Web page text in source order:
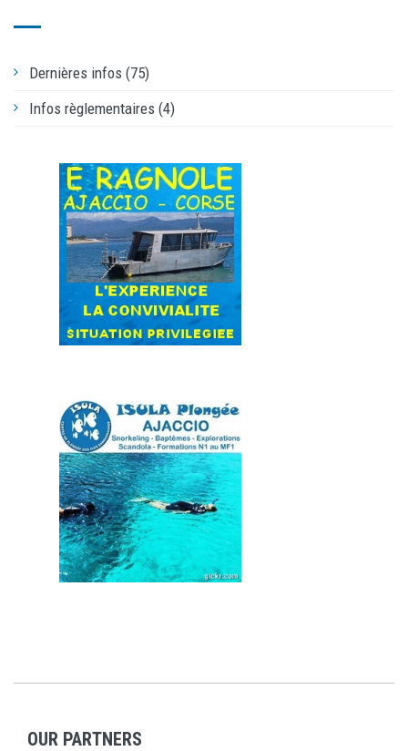
Dernières infos (75)
Infos règlementaires (4)
OUR PARTNERS